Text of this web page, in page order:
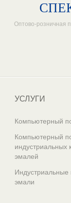
Оптово-розничная
УСЛУГИ
Компьютерный
Компьютерный
индустриальных
эмалей
Индустриальные
эмали